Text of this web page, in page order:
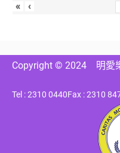
« ‹
Copyright © 2024 明愛
Tel : 2310 0440Fax : 2310